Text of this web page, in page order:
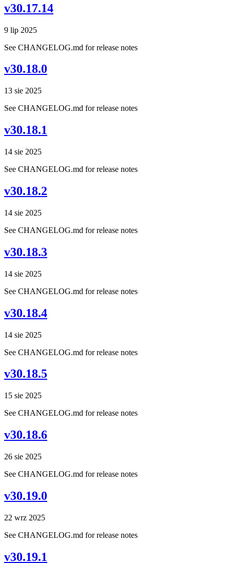
v30.17.14
9 lip 2025
See CHANGELOG.md for release notes
v30.18.0
13 sie 2025
See CHANGELOG.md for release notes
v30.18.1
14 sie 2025
See CHANGELOG.md for release notes
v30.18.2
14 sie 2025
See CHANGELOG.md for release notes
v30.18.3
14 sie 2025
See CHANGELOG.md for release notes
v30.18.4
14 sie 2025
See CHANGELOG.md for release notes
v30.18.5
15 sie 2025
See CHANGELOG.md for release notes
v30.18.6
26 sie 2025
See CHANGELOG.md for release notes
v30.19.0
22 wrz 2025
See CHANGELOG.md for release notes
v30.19.1